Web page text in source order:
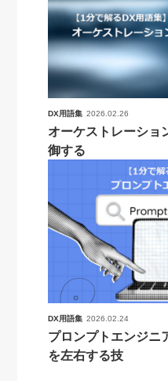
DX用語集 2026.02.26
オーケストレーショ
御する
DX用語集 2026.02.24
プロンプトエンジニ
を左右する技